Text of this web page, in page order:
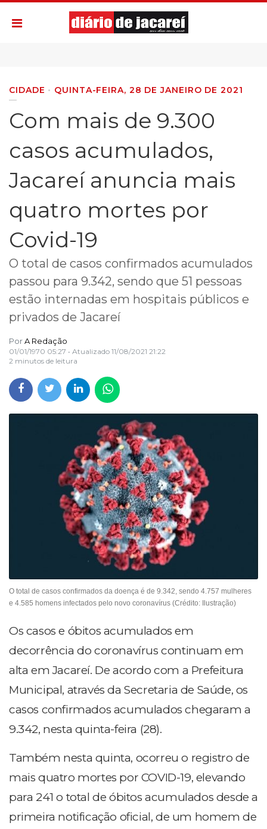
CIDADE QUINTA-FEIRA, 28 DE JANEIRO DE 2021
Com mais de 9.300
casos acumulados,
Jacareí anuncia mais
quatro mortes por
Covid-19
O total de casos confirmados acumulados
passou para 9.342, sendo que 51 pessoas
estão internadas em hospitais públicos e
privados de Jacareí
PorA Redação
01/01/1970 05:27 • Atualizado 11/08/2021 21:22
2 minutos de leitura
O total de casos confirmados da doença é de 9.342, sendo 4.757 mulheres
e 4.585 homens infectados pelo novo coronavírus (Crédito: Ilustração)
Os casos e óbitos acumulados em
decorrência do coronavírus continuam em
alta em Jacareí. De acordo com a Prefeitura
Municipal, através da Secretaria de Saúde, os
casos confirmados acumulados chegaram a
9.342, nesta quinta-feira (28).
Também nesta quinta, ocorreu o registro de
mais quatro mortes por COVID-19, elevando
para 241 o total de óbitos acumulados desde a
primeira notificação oficial, de um homem de